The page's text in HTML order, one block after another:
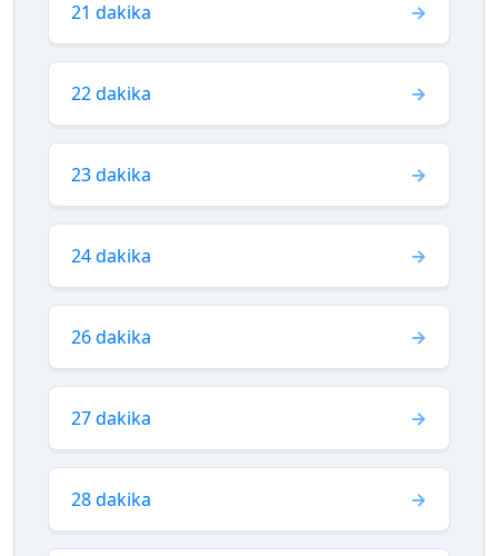
21 dakika
22 dakika
23 dakika
24 dakika
26 dakika
27 dakika
28 dakika